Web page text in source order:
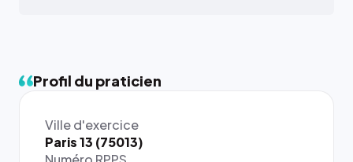
Profil du praticien
Ville d'exercice
Paris 13 (75013)
{# 40×40
: la taille